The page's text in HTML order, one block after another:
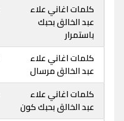
كلمات اغاني علاء
عبد الخالق بحبك
باستمرار
كلمات اغاني علاء
عبد الخالق مرسال
كلمات اغاني علاء
عبد الخالق بحبك كون